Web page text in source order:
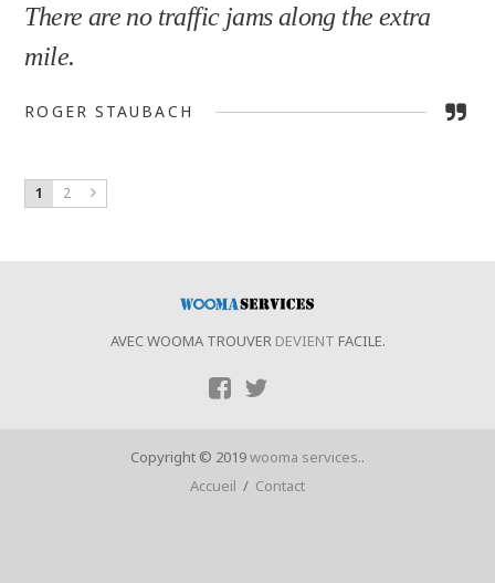
There are no traffic jams along the extra
mile.
ROGER STAUBACH
1 2
AVEC WOOMA TROUVERDEVIENT FACILE.
Copyright © 2019wooma services..
Accueil / Contact